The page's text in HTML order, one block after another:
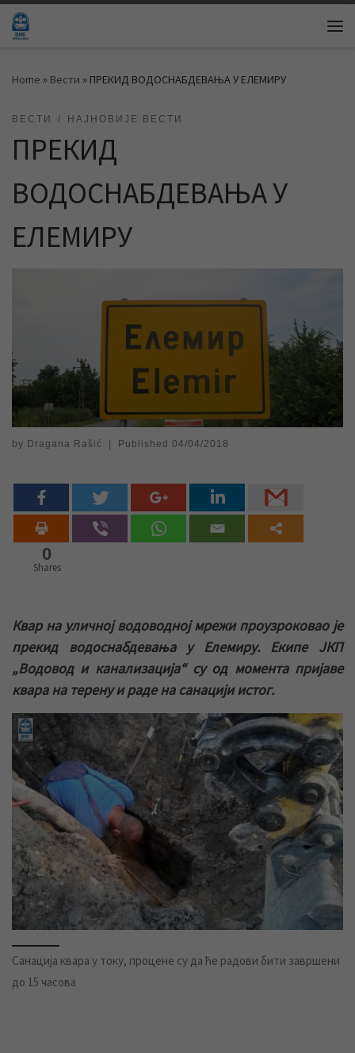
Skip to content
Home » Вести » ПРЕКИД ВОДОСНАБДЕВАЊА У ЕЛЕМИРУ
ВЕСТИ НАЈНОВИЈЕ ВЕСТИ
ПРЕКИД
ВОДОСНАБДЕВАЊА У
ЕЛЕМИРУ
by Dragana Rašić Published 04/04/2018
0
Shares
Квар на уличној водоводној мрежи проузроковао је
прекид водоснабдевања у Елемиру. Екипе ЈКП
„Водовод и канализација“ су од момента пријаве
квара на терену и раде на санацији истог.
Санација квара у току, процене су да ће радови бити завршени
до 15 часова